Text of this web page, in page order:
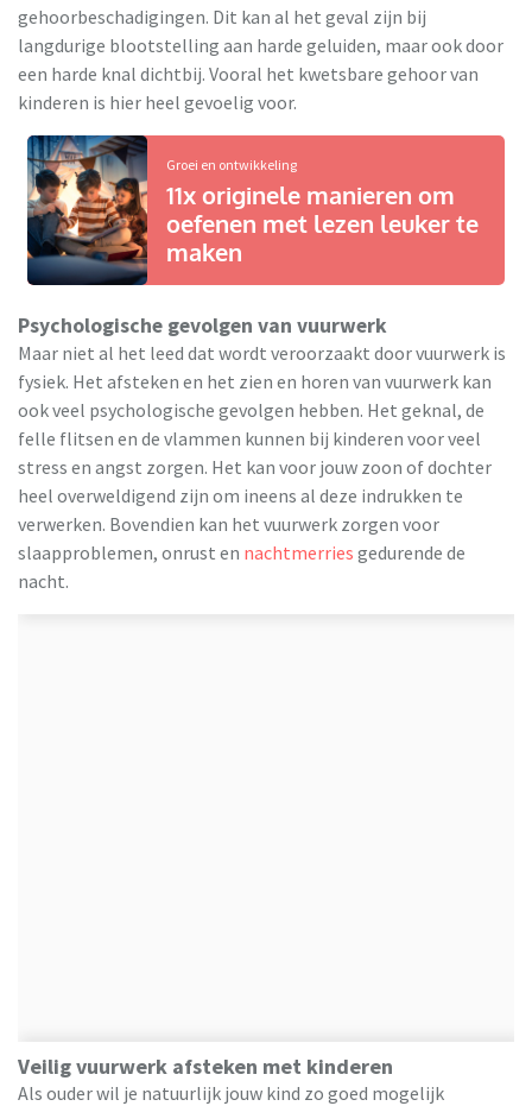
gehoorbeschadigingen. Dit kan al het geval zijn bij
langdurige blootstelling aan harde geluiden, maar ook door
een harde knal dichtbij. Vooral het kwetsbare gehoor van
kinderen is hier heel gevoelig voor.
Groei en ontwikkeling
11x originele manieren om
oefenen met lezen leuker te
maken
Psychologische gevolgen van vuurwerk
Maar niet al het leed dat wordt veroorzaakt door vuurwerk is
fysiek. Het afsteken en het zien en horen van vuurwerk kan
ook veel psychologische gevolgen hebben. Het geknal, de
felle flitsen en de vlammen kunnen bij kinderen voor veel
stress en angst zorgen. Het kan voor jouw zoon of dochter
heel overweldigend zijn om ineens al deze indrukken te
verwerken. Bovendien kan het vuurwerk zorgen voor
slaapproblemen, onrust en nachtmerries gedurende de
nacht.
Veilig vuurwerk afsteken met kinderen
Als ouder wil je natuurlijk jouw kind zo goed mogelijk